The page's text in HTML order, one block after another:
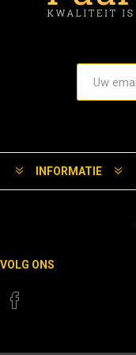
INFORMATIE
VOLG ONS